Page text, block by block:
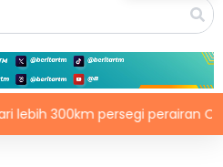
persegi perairan Oman